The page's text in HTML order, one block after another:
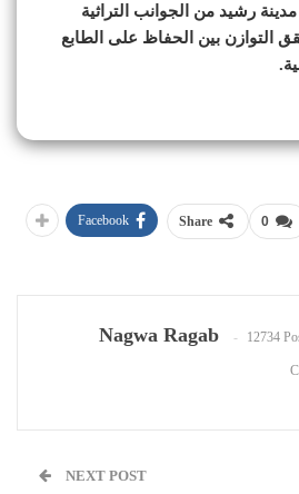
رشيد من الجوانب التراثية
التوازن بين الحفاظ على الطابع
0
Share
Facebook
Nagwa Ragab 12734
NEXT POST